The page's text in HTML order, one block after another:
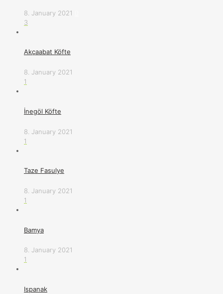
8. January 2021
3
Akçaabat Köfte
8. January 2021
1
İnegöl Köfte
8. January 2021
1
Taze Fasulye
8. January 2021
1
Bamya
8. January 2021
1
Ispanak